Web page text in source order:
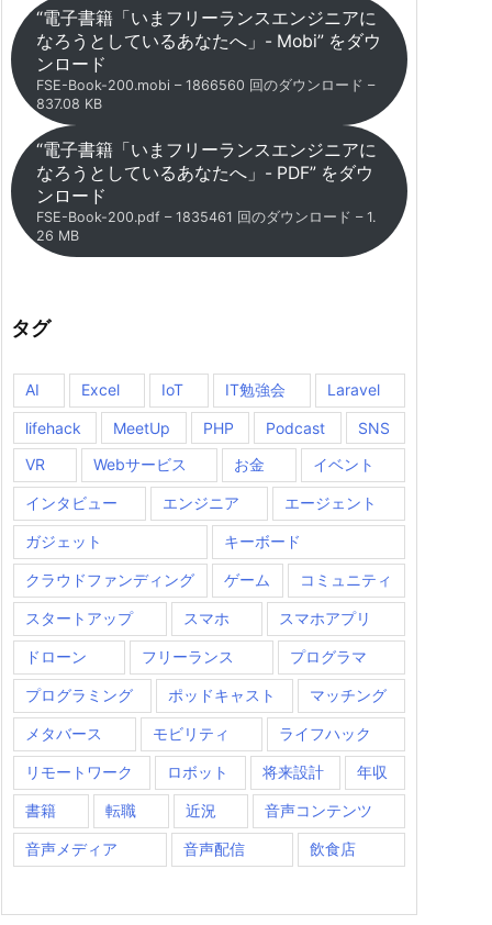
“電子書籍「いまフリーランスエンジニアに
なろうとしているあなたへ」- Mobi” をダウ
ンロード
FSE-Book-200.mobi – 1866560 回のダウンロード –
837.08 KB
“電子書籍「いまフリーランスエンジニアに
なろうとしているあなたへ」- PDF” をダウ
ンロード
FSE-Book-200.pdf – 1835461 回のダウンロード – 1.
26 MB
タグ
AI Excel IoT IT勉強会 Laravel
lifehack MeetUp PHP Podcast
SNS
VR
Webサービス お金 イベント
インタビュー エンジニア エージェント
ガジェット キーボード
クラウドファンディング ゲーム コミュニティ
スタートアップ スマホ スマホアプリ
ドローン フリーランス プログラマ
プログラミング ポッドキャスト マッチング
メタバース モビリティ ライフハック
リモートワーク ロボット 将来設計 年収
書籍 転職 近況 音声コンテンツ
音声メディア 音声配信 飲食店